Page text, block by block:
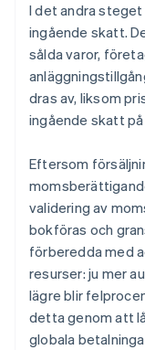
I det andra
ingående skatt.
sålda varor,
dras av, liksom
ingående skatt
Eftersom
validering av
bokföras och
förberedda med
resurser: ju mer
lägre blir
detta genom att
globala